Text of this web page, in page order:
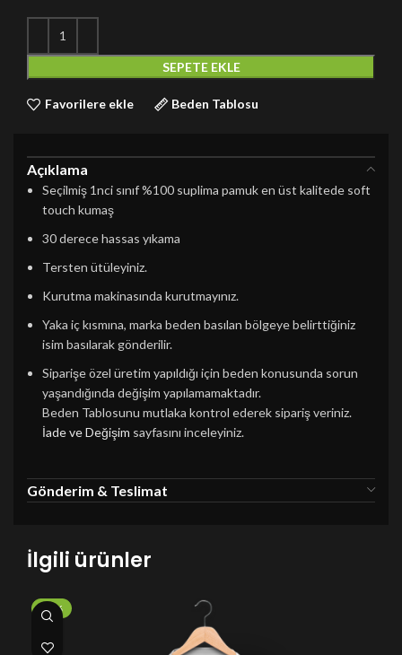
SEPETE EKLE
Favorilere ekle Beden Tablosu
Açıklama
Seçilmiş 1nci sınıf %100 suplima pamuk en üst kalitede soft
touch kumaş
30 derece hassas yıkama
Tersten ütüleyiniz.
Kurutma makinasında kurutmayınız.
Yaka iç kısmına, marka beden basılan bölgeye belirttiğiniz
isim basılarak gönderilir.
Siparişe özel üretim yapıldığı için beden konusunda sorun
yaşandığında değişim yapılamamaktadır.
Beden Tablosunu mutlaka kontrol ederek sipariş veriniz.
İade ve Değişim sayfasını inceleyiniz.
Gönderim & Teslimat
İlgili ürünler
-50%